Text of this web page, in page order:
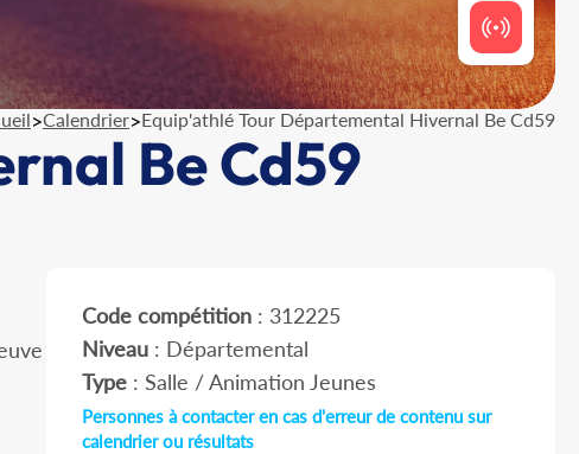
>Calendrier>Equip'athlé Tour Départemental Hivernal Be Cd59
Be Cd59
Code compétition : 312225
Niveau : Départemental
Type : Salle / Animation Jeunes
Personnes à contacter en cas d'erreur de contenu sur
calendrier ou résultats